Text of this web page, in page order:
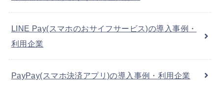
LINE Pay(スマホのおサイフサービス)の導入事例・
利用企業
PayPay(スマホ決済アプリ)の導入事例・利用企業